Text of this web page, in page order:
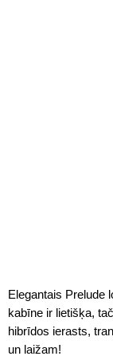
Elegantais Prelude
kabīne ir lietišķa,
hibrīdos ierasts,
un laižam!